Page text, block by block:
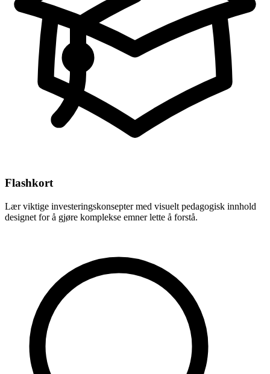
Flashkort
Lær viktige investeringskonsepter med visuelt pedagogisk innhold
designet for å gjøre komplekse emner lette å forstå.